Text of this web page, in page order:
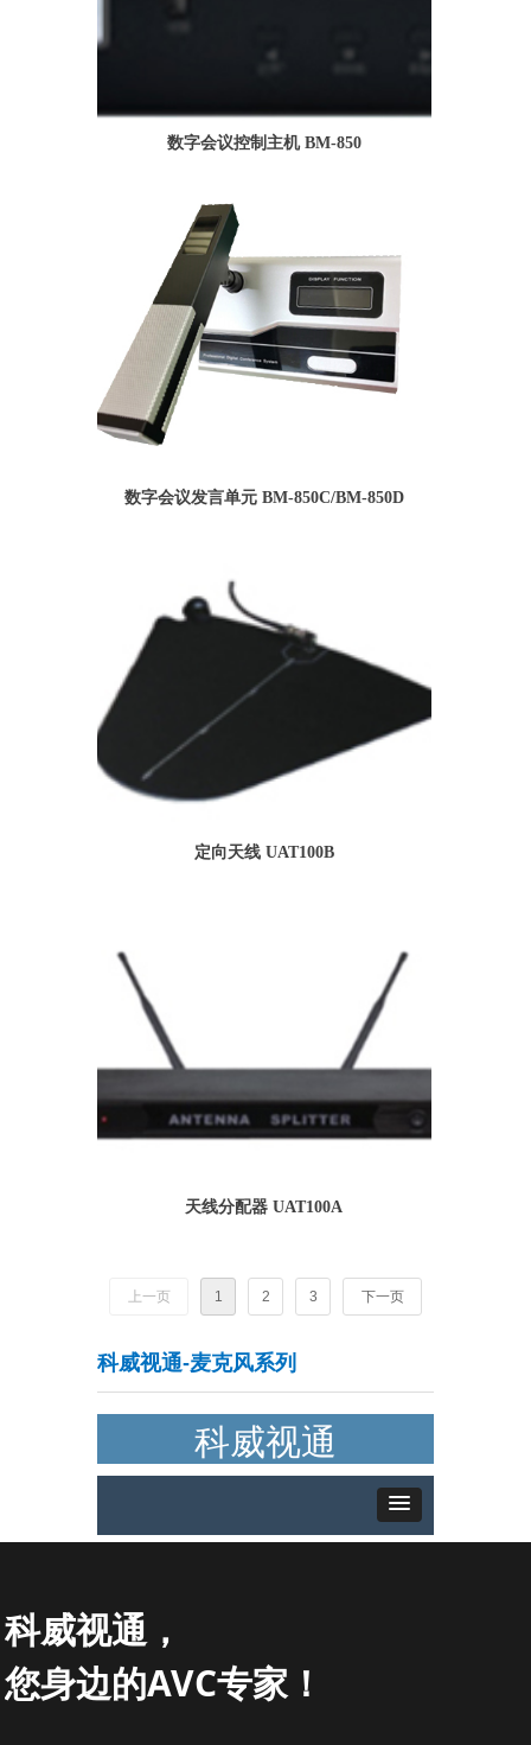
科威视通-麦克风系列
科威视通
数字会议控制主机 BM-850
数字会议发言单元 BM-850C/BM-850D
定向天线 UAT100B
天线分配器 UAT100A
上一页 1 2 3 下一页
科威视通，
您身边的AVC专家！